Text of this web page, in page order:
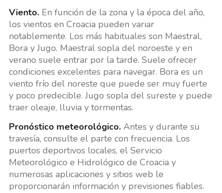
Viento.En función de la zona y la época del año,
los vientos en Croacia pueden variar
notablemente. Los más habituales son Maestral,
Bora y Jugo. Maestral sopla del noroeste y en
verano suele entrar por la tarde. Suele ofrecer
condiciones excelentes para navegar. Bora es un
viento frío del noreste que puede ser muy fuerte
y poco predecible. Jugo sopla del sureste y puede
traer oleaje, lluvia y tormentas.
Pronóstico meteorológico.Antes y durante su
travesía, consulte el parte con frecuencia. Los
puertos deportivos locales, el Servicio
Meteorológico e Hidrológico de Croacia y
numerosas aplicaciones y sitios web le
proporcionarán información y previsiones fiables.